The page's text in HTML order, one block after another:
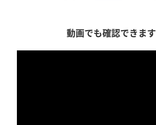
動画でも確認できます